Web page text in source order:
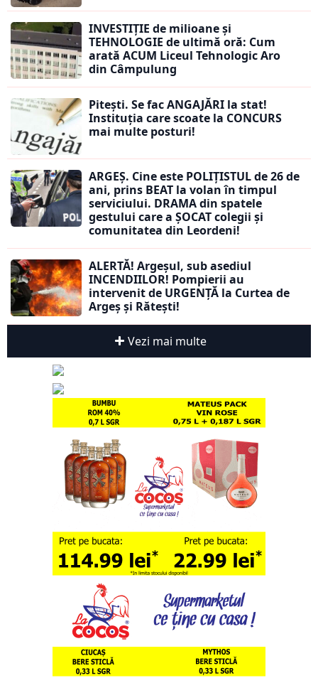
INVESTIȚIE de milioane și
TEHNOLOGIE de ultimă oră: Cum
arată ACUM Liceul Tehnologic Aro
din Câmpulung
Pitești. Se fac ANGAJĂRI la stat!
Instituția care scoate la CONCURS
mai multe posturi!
ARGEȘ. Cine este POLIȚISTUL de 26 de
ani, prins BEAT la volan în timpul
serviciului. DRAMA din spatele
gestului care a ȘOCAT colegii și
comunitatea din Leordeni!
ALERTĂ! Argeșul, sub asediul
INCENDIILOR! Pompierii au
intervenit de URGENȚĂ la Curtea de
Argeș și Rătești!
Vezi mai multe